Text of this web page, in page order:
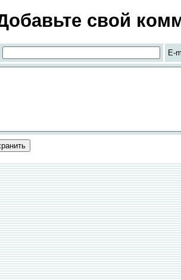
свой
E-